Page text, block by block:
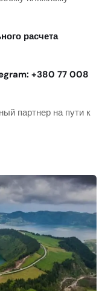
расчета
+380 77 008
партнер на пути к